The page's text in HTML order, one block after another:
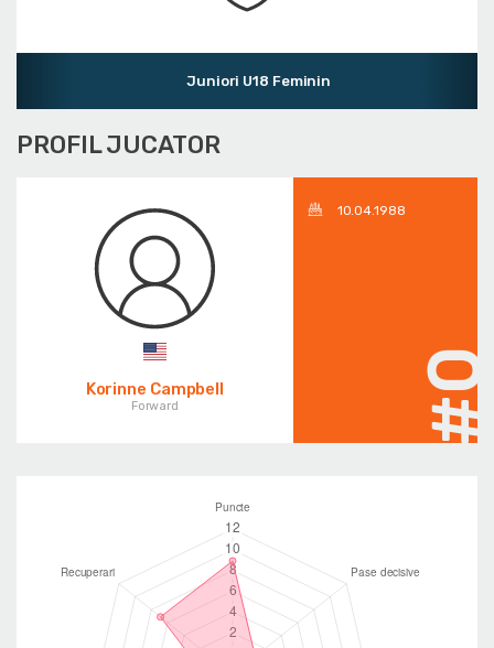
Juniori U18 Feminin
PROFIL JUCATOR
Korinne Campbell
Forward
10.04.1988